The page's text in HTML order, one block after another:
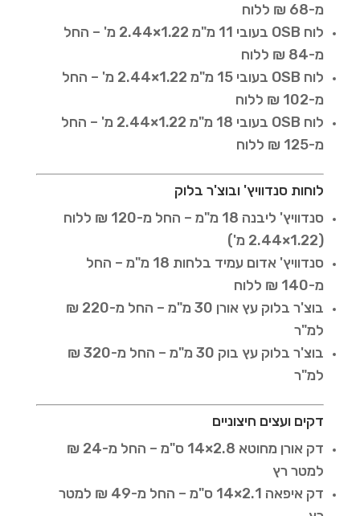
מ-68 ₪ ללוח
לוח OSB בעובי 11 מ"מ 1.22×2.44 מ' – החל
מ-84 ₪ ללוח
לוח OSB בעובי 15 מ"מ 1.22×2.44 מ' – החל
מ-102 ₪ ללוח
לוח OSB בעובי 18 מ"מ 1.22×2.44 מ' – החל
מ-125 ₪ ללוח
לוחות סנדוויץ' ובוצ'ר בלוק
סנדוויץ' ליבנה 18 מ"מ – החל מ-120 ₪ ללוח
(1.22×2.44 מ')
סנדוויץ' אדום עמיד בלחות 18 מ"מ – החל
מ-140 ₪ ללוח
בוצ'ר בלוק עץ אורן 30 מ"מ – החל מ-220 ₪
למ"ר
בוצ'ר בלוק עץ בוק 30 מ"מ – החל מ-320 ₪
למ"ר
דקים ועצים חיצוניים
דק אורן מחוטא 2.8×14 ס"מ – החל מ-24 ₪
למטר רץ
דק איפאה 2.1×14 ס"מ – החל מ-49 ₪ למטר